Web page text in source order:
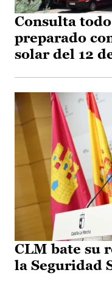
Consulta
preparado
solar del 12
CLM bate su
la Seguridad